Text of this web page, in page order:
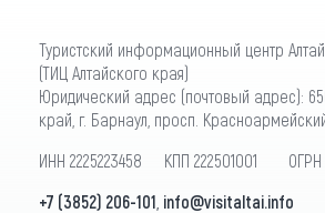
Туристский информационный центр
(ТИЦ Алтайского края)
Юридический адрес (почтовый адрес):
край, г. Барнаул, просп.
ИНН 2225223458 КПП 222501001 ОГРН
+7 (3852) 206-101 info@visitaltai.info